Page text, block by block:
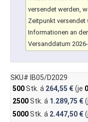
versendet werden,
Zeitpunkt versendet
Informationen an
Versanddatum
SKU# IB05/D2029
500Stk. á 264,55 €(je
2500Stk. á 1.289,75 €
5000Stk. á 2.447,50 €